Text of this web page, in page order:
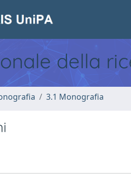
della
3.1 Monografia